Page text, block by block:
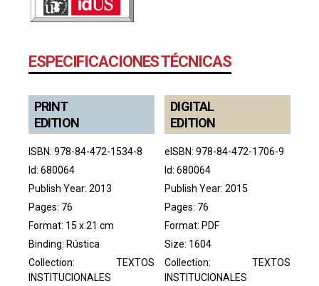
ESPECIFICACIONES TÉCNICAS
PRINT
EDITION
ISBN: 978-84-472-1534-8
Id: 680064
Publish Year: 2013
Pages: 76
Format: 15 x 21 cm
Binding: Rústica
Collection: TEXTOS
INSTITUCIONALES
DIGITAL
EDITION
eISBN: 978-84-472-1706-9
Id: 680064
Publish Year: 2015
Pages: 76
Format: PDF
Size: 1604
Collection: TEXTOS
INSTITUCIONALES